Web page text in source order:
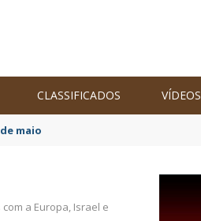
CLASSIFICADOS VÍDEOS
maio
a Europa, Israel e